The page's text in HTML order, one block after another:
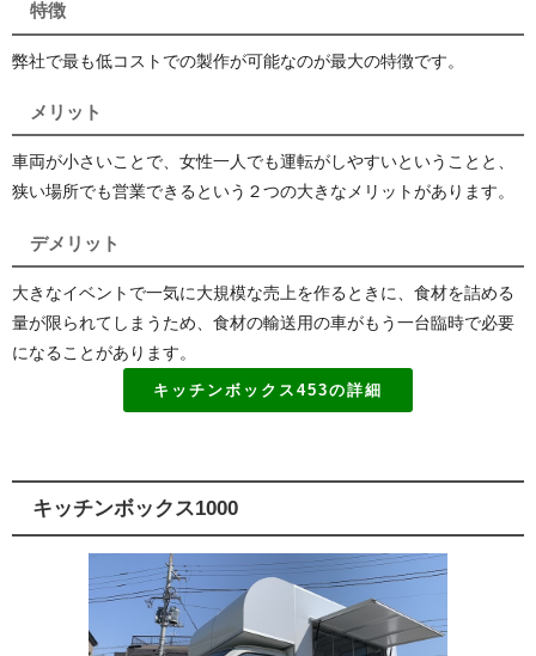
特徴
弊社で最も低コストでの製作が可能なのが最大の特徴です。
メリット
車両が小さいことで、女性一人でも運転がしやすいということと、
狭い場所でも営業できるという２つの大きなメリットがあります。
デメリット
大きなイベントで一気に大規模な売上を作るときに、食材を詰める
量が限られてしまうため、食材の輸送用の車がもう一台臨時で必要
になることがあります。
キッチンボックス453の詳細
キッチンボックス1000